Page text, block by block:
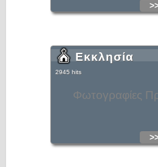
Φωτογραφίες
Εκκλησία
2945 hits